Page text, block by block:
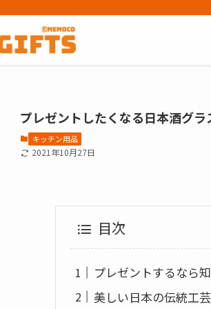
プレゼントしたくなる日本酒グ
キッチン用品
2021年10月27日
目次
プレゼントするなら
美しい日本の伝統工